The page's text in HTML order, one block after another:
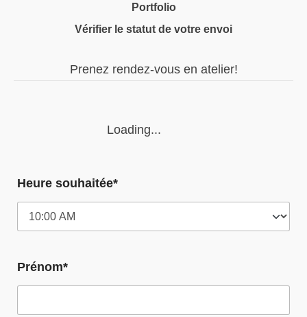
Portfolio
Vérifier le statut de votre envoi
Prenez rendez-vous en atelier!
Loading...
Heure souhaitée*
Prénom*